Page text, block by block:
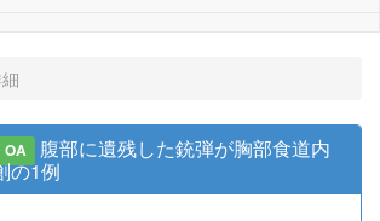
OA
腹部に遺残した銃弾が胸部食道内
の1例